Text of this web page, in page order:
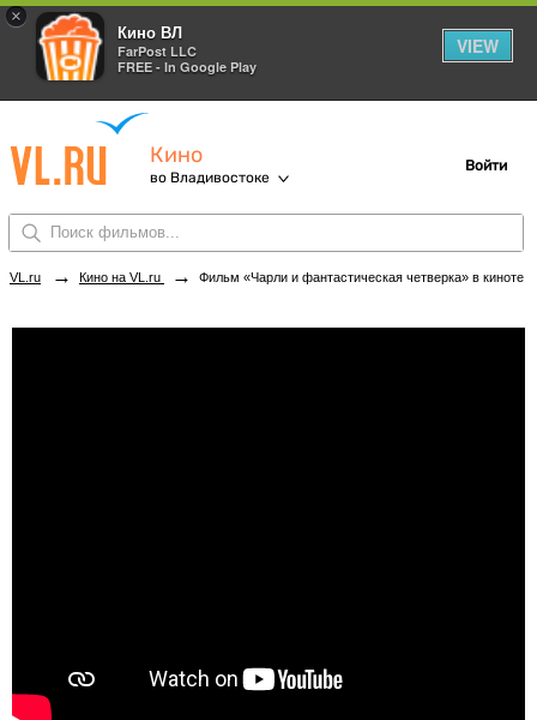
×
Кино ВЛ
FarPost LLC
FREE - In Google Play
VIEW
Кино
во Владивостоке
Войти
VL.ru → Кино на VL.ru → Фильм «Чарли и фантастическая четверка» в кинотеатрах Владивостока. Купить билеты!